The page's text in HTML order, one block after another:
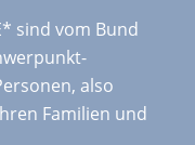
sind vom Bund
also
Familien und